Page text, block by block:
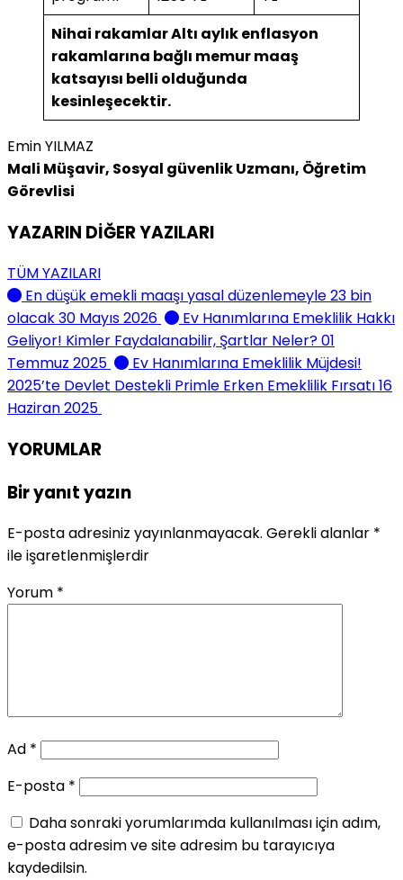
Nihai rakamlar Altı aylık enflasyon
rakamlarına bağlı memur maaş
katsayısı belli olduğunda
kesinleşecektir.
Emin YILMAZ
Mali Müşavir, Sosyal güvenlik Uzmanı, Öğretim
Görevlisi
YAZARIN DİĞER YAZILARI
TÜM YAZILARI
En düşük emekli maaşı yasal düzenlemeyle 23 bin
olacak30 Mayıs 2026
Ev Hanımlarına Emeklilik Hakkı
Geliyor! Kimler Faydalanabilir, Şartlar Neler?01
Temmuz 2025
Ev Hanımlarına Emeklilik Müjdesi!
2025’te Devlet Destekli Primle Erken Emeklilik Fırsatı16
Haziran 2025
YORUMLAR
Bir yanıt yazın
E-posta adresiniz yayınlanmayacak. Gerekli alanlar *
ile işaretlenmişlerdir
Yorum *
Ad *
E-posta *
Daha sonraki yorumlarımda kullanılması için adım,
e-posta adresim ve site adresim bu tarayıcıya
kaydedilsin.